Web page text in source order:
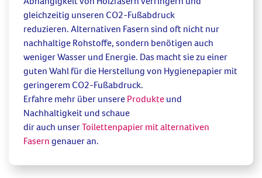
gleichzeitig unseren CO2-Fußabdruck
reduzieren. Alternativen Fasern sind oft nicht nur
nachhaltige Rohstoffe, sondern benötigen auch
weniger Wasser und Energie. Das machtsiezu einer
guten Wahl für die Herstellung von Hygienepapier mit
geringerem CO2-Fußabdruck.
Erfahre mehr über unsere Produkte und
Nachhaltigkeit und schaue
dirauch unserToilettenpapier mit alternativen
Fasern genauer an.